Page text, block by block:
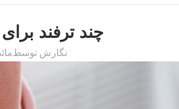
چند ترفند
نگارش توسط